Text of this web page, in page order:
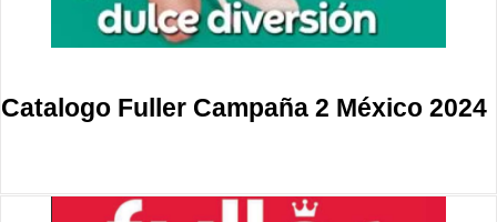
Catalogo Fuller Campaña 2 México 2024